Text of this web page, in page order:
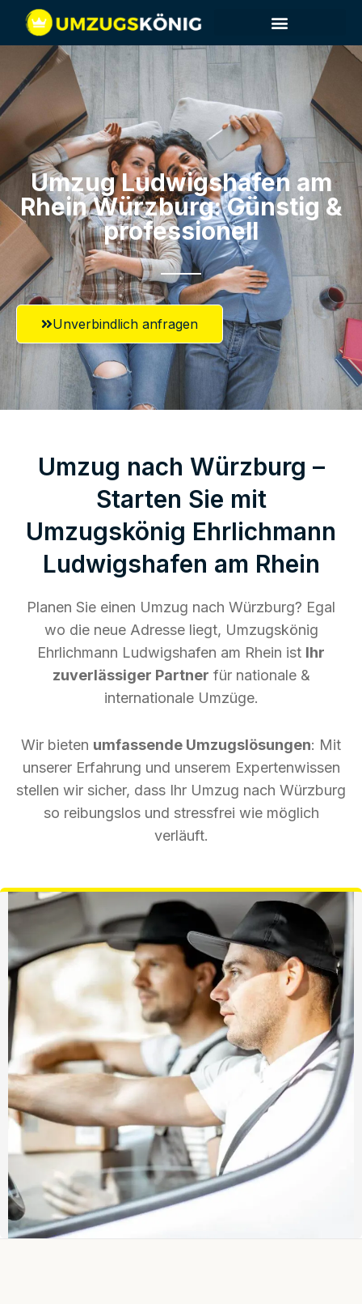
Umzug Ludwigshafen am
Rhein​ Würzburg: Günstig &
professionell​
Unverbindlich anfragen
Umzug nach Würzburg –
Starten Sie mit
Umzugskönig Ehrlichmann
Ludwigshafen am Rhein
Planen Sie einen Umzug nach Würzburg? Egal
wo die neue Adresse liegt, Umzugskönig
Ehrlichmann Ludwigshafen am Rhein ist Ihr
zuverlässiger Partner für nationale &
internationale Umzüge.
Wir bieten umfassende Umzugslösungen: Mit
unserer Erfahrung und unserem Expertenwissen
stellen wir sicher, dass Ihr Umzug nach Würzburg
so reibungslos und stressfrei wie möglich
verläuft.